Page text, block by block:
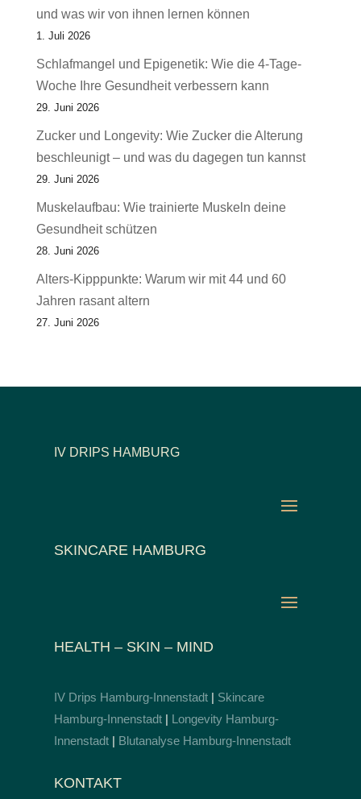
und was wir von ihnen lernen können
1. Juli 2026
Schlafmangel und Epigenetik: Wie die 4-Tage-
Woche Ihre Gesundheit verbessern kann
29. Juni 2026
Zucker und Longevity: Wie Zucker die Alterung
beschleunigt – und was du dagegen tun kannst
29. Juni 2026
Muskelaufbau: Wie trainierte Muskeln deine
Gesundheit schützen
28. Juni 2026
Alters-Kipppunkte: Warum wir mit 44 und 60
Jahren rasant altern
27. Juni 2026
IV DRIPS HAMBURG
SKINCARE HAMBURG
HEALTH – SKIN – MIND
IV Drips Hamburg-Innenstadt| Skincare
Hamburg-Innenstadt| Longevity Hamburg-
Innenstadt| Blutanalyse Hamburg-Innenstadt
KONTAKT